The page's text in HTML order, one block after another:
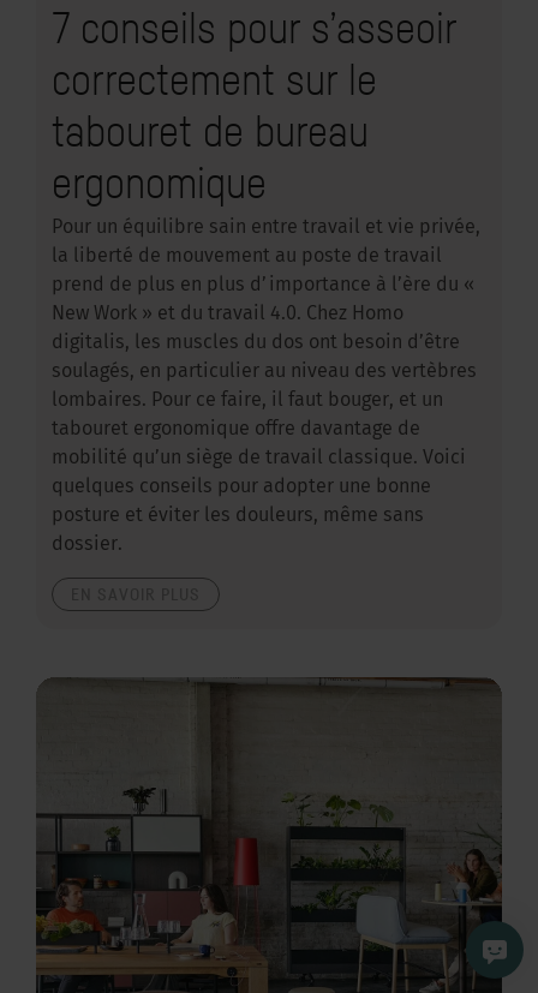
7 conseils pour s’asseoir
correctement sur le
tabouret de bureau
ergonomique
Pour un équilibre sain entre travail et vie privée,
la liberté de mouvement au poste de travail
prend de plus en plus d’importance à l’ère du «
New Work » et du travail 4.0. Chez Homo
digitalis, les muscles du dos ont besoin d’être
soulagés, en particulier au niveau des vertèbres
lombaires. Pour ce faire, il faut bouger, et un
tabouret ergonomique offre davantage de
mobilité qu’un siège de travail classique. Voici
quelques conseils pour adopter une bonne
posture et éviter les douleurs, même sans
dossier.